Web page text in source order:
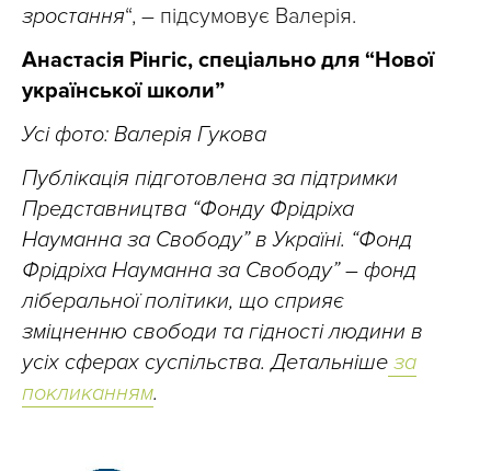
зростання“, – підсумовує Валерія.
Анастасія Рінгіс, спеціально для “Нової
української школи”
Усі фото: Валерія Гукова
Публікація підготовлена за підтримки
Представництва “Фонду Фрідріха
Науманна за Свободу” в Україні. “Фонд
Фрідріха Науманна за Свободу” – фонд
ліберальної політики, що сприяє
зміцненню свободи та гідності людини в
усіх сферах суспільства. Детальніше за
покликанням.